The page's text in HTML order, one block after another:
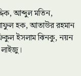
আব্দুল মতিন,
হক, আতাউর রহমান
ইসলাম ঝিনকু, নয়ন